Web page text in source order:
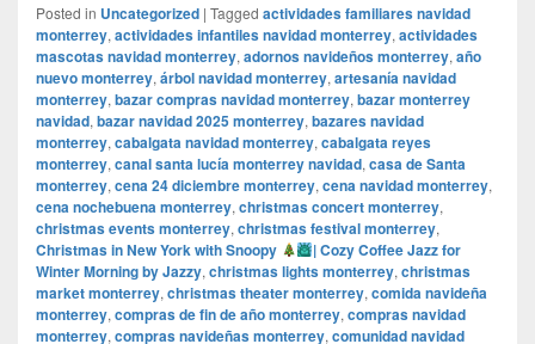
Posted in Uncategorized | Tagged actividades familiares navidad
monterrey, actividades infantiles navidad monterrey, actividades
mascotas navidad monterrey, adornos navideños monterrey, año
nuevo monterrey, árbol navidad monterrey, artesanía navidad
monterrey, bazar compras navidad monterrey, bazar monterrey
navidad, bazar navidad 2025 monterrey, bazares navidad
monterrey, cabalgata navidad monterrey, cabalgata reyes
monterrey, canal santa lucía monterrey navidad, casa de Santa
monterrey, cena 24 diciembre monterrey, cena navidad monterrey,
cena nochebuena monterrey, christmas concert monterrey,
christmas events monterrey, christmas festival monterrey,
Christmas in New York with Snoopy
| Cozy Coffee Jazz for
Winter Morning by Jazzy, christmas lights monterrey, christmas
market monterrey, christmas theater monterrey, comida navideña
monterrey, compras de fin de año monterrey, compras navidad
monterrey, compras navideñas monterrey, comunidad navidad